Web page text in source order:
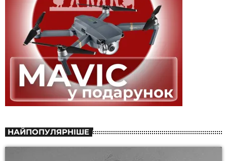
НАЙПОПУЛЯРНІШЕ